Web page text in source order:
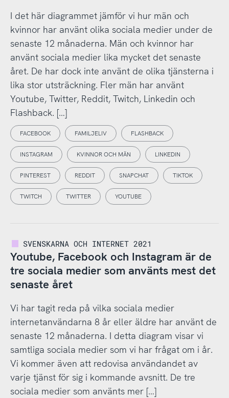
I det här diagrammet jämför vi hur män och
kvinnor har använt olika sociala medier under de
senaste 12 månaderna. Män och kvinnor har
använt sociala medier lika mycket det senaste
året. De har dock inte använt de olika tjänsterna i
lika stor utsträckning. Fler män har använt
Youtube, Twitter, Reddit, Twitch, Linkedin och
Flashback. […]
FACEBOOK FAMILJELIV FLASHBACK
INSTAGRAM KVINNOR OCH MÄN LINKEDIN
PINTEREST REDDIT SNAPCHAT TIKTOK
TWITCH TWITTER YOUTUBE
SVENSKARNA OCH INTERNET 2021
Youtube, Facebook och Instagram är de
tre sociala medier som använts mest det
senaste året
Vi har tagit reda på vilka sociala medier
internetanvändarna 8 år eller äldre har använt de
senaste 12 månaderna. I detta diagram visar vi
samtliga sociala medier som vi har frågat om i år.
Vi kommer även att redovisa användandet av
varje tjänst för sig i kommande avsnitt. De tre
sociala medier som använts mer […]